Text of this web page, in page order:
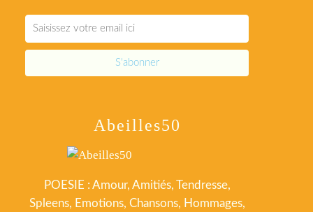
Abeilles50
POESIE : Amour, Amitiés, Tendresse,
Spleens, Emotions, Chansons, Hommages,